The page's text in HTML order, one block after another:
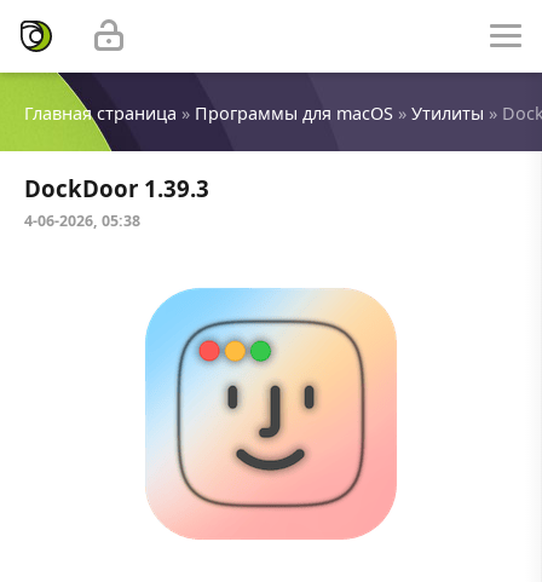
Главная страница » Программы для macOS » Утилиты »
DockDoor 1.39.3
4-06-2026, 05:38